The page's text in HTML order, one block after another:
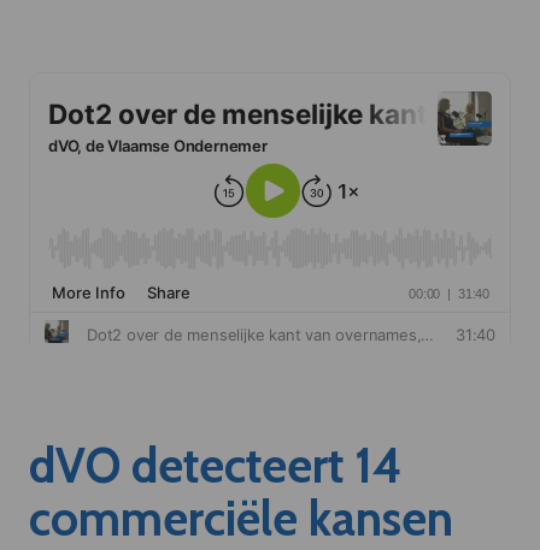
dVO detecteert 14
commerciële kansen